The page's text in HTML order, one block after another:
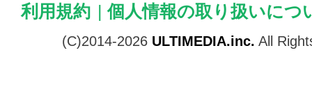
利用規約 | 個人情報の取り扱いにつ
(C)2014-2026 ULTIMEDIA.inc. All